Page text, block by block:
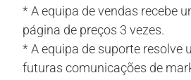
* A equipa de vendas recebe
página de preços 3 vezes.
* A equipa de suporte resolve
futuras comunicações de